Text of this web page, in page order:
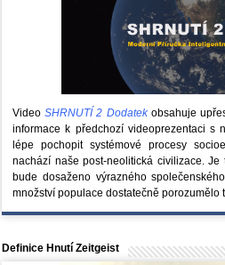
VideoSHRNUTÍ 2 Dodatekobsahuje
informace k předchozí videoprezentaci s
lépe pochopit systémové procesy
nachází naše post-neolitická civilizace.
bude dosaženo výrazného
množství populace dostatečně porozumělo
Definice Hnutí Zeitgeist